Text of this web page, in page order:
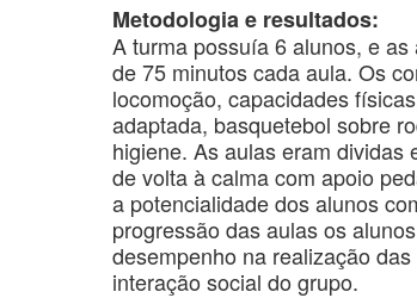
Metodologia e resultados:
A turma possuía 6 alunos, e
de 75 minutos cada aula. Os
locomoção, capacidades
adaptada, basquetebol sobre
higiene. As aulas eram dividas
de volta à calma com apoio
a potencialidade dos alunos
progressão das aulas os
desempenho na realização
interação social do grupo.